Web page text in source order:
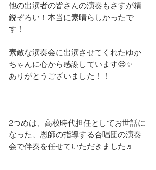
他の出演者の皆さんの演奏もさすが精
鋭ぞろい！本当に素晴らしかったで
す！
素敵な演奏会に出演させてくれたゆか
ちゃんに心から感謝しています😌✨
ありがとうございました！！
2つめは、高校時代担任としてお世話に
なった、恩師の指導する合唱団の演奏
会で伴奏を任せていただきました♬